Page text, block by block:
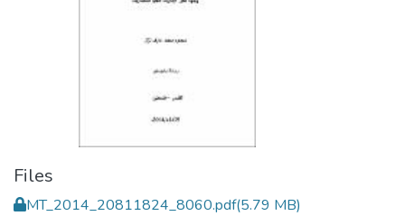
Files
MT_2014_20811824_8060.pdf(5.79 MB)